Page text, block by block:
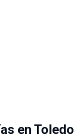
en Toledo